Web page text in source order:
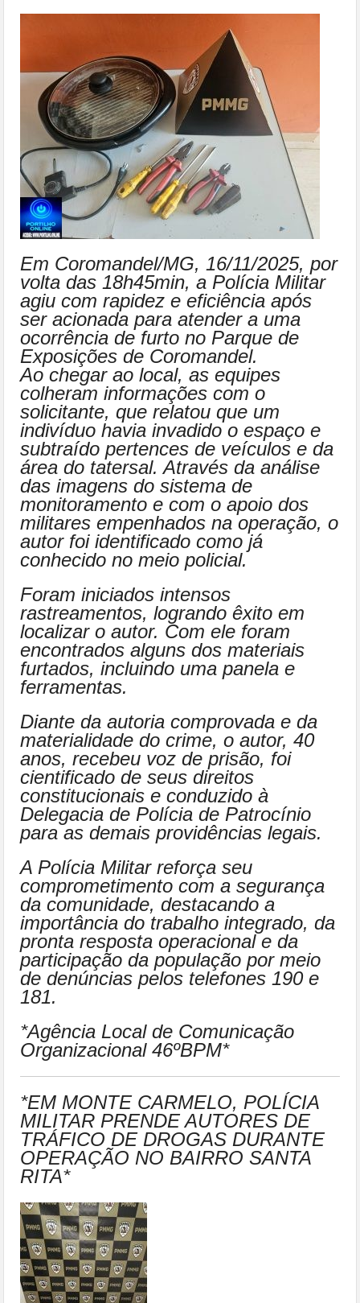
Em Coromandel/MG, 16/11/2025, por
volta das 18h45min, a Polícia Militar
agiu com rapidez e eficiência após
ser acionada para atender a uma
ocorrência de furto no Parque de
Exposições de Coromandel.
Ao chegar ao local, as equipes
colheram informações com o
solicitante, que relatou que um
indivíduo havia invadido o espaço e
subtraído pertences de veículos e da
área do tatersal. Através da análise
das imagens do sistema de
monitoramento e com o apoio dos
militares empenhados na operação, o
autor foi identificado como já
conhecido no meio policial.
Foram iniciados intensos
rastreamentos, logrando êxito em
localizar o autor. Com ele foram
encontrados alguns dos materiais
furtados, incluindo uma panela e
ferramentas.
Diante da autoria comprovada e da
materialidade do crime, o autor, 40
anos, recebeu voz de prisão, foi
cientificado de seus direitos
constitucionais e conduzido à
Delegacia de Polícia de Patrocínio
para as demais providências legais.
A Polícia Militar reforça seu
comprometimento com a segurança
da comunidade, destacando a
importância do trabalho integrado, da
pronta resposta operacional e da
participação da população por meio
de denúncias pelos telefones 190 e
181.
*Agência Local de Comunicação
Organizacional 46ºBPM*
*EM MONTE CARMELO, POLÍCIA
MILITAR PRENDE AUTORES DE
TRÁFICO DE DROGAS DURANTE
OPERAÇÃO NO BAIRRO SANTA
RITA*